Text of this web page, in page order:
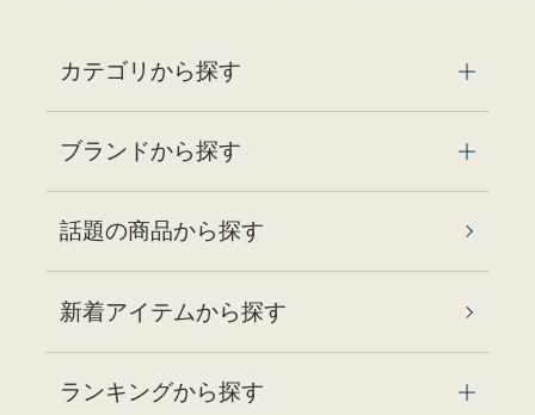
カテゴリから探す
ブランドから探す
話題の商品から探す
新着アイテムから探す
ランキングから探す